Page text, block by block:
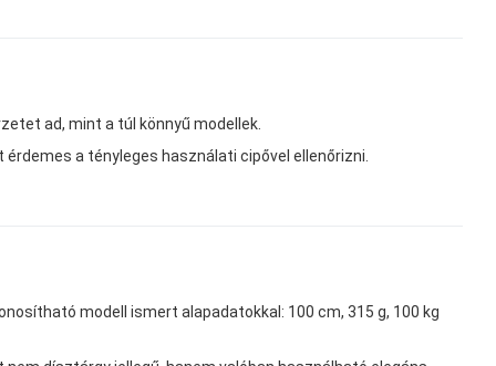
ad, mint a túl könnyű modellek.
a tényleges használati cipővel ellenőrizni.
modell ismert alapadatokkal: 100 cm, 315 g, 100 kg